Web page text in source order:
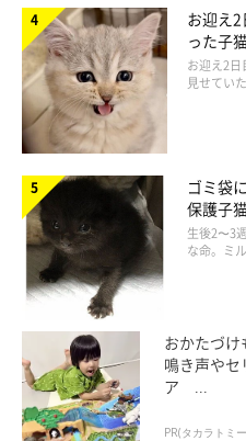
貫禄と格好良さに磨きがかかっ
新しいものが大好きで、水へのこだ
を待つ姿を、飼い主さんは「水ソム
お迎え2
った子
ドにな
お迎え2日
見せてい
ゴミ袋
保護子
美しい
生後2〜3
な命。ミ
おかたづけ
鳴き声や
ア ...
PR(タカラトミ